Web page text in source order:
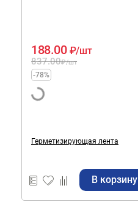
837.00₽/шт
188.00 ₽/шт
-78%
Герметизирующая лента
В корзину